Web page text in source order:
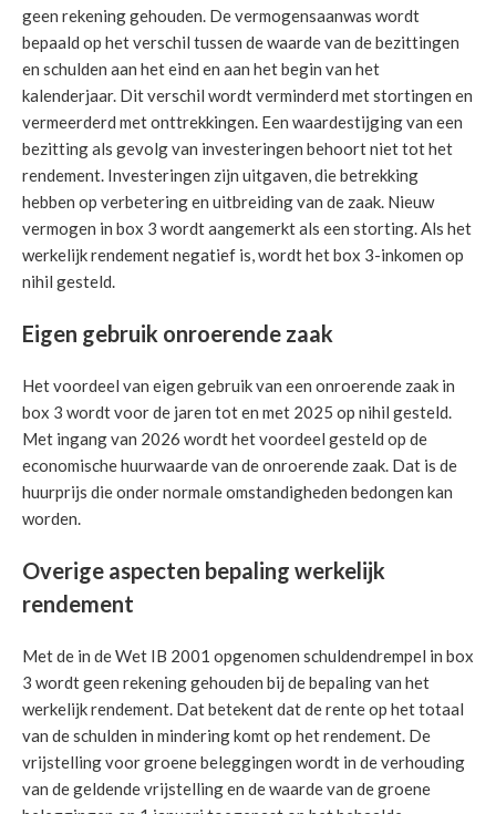
geen rekening gehouden. De vermogensaanwas wordt
bepaald op het verschil tussen de waarde van de bezittingen
en schulden aan het eind en aan het begin van het
kalenderjaar. Dit verschil wordt verminderd met stortingen en
vermeerderd met onttrekkingen. Een waardestijging van een
bezitting als gevolg van investeringen behoort niet tot het
rendement. Investeringen zijn uitgaven, die betrekking
hebben op verbetering en uitbreiding van de zaak. Nieuw
vermogen in box 3 wordt aangemerkt als een storting. Als het
werkelijk rendement negatief is, wordt het box 3-inkomen op
nihil gesteld.
Eigen gebruik onroerende zaak
Het voordeel van eigen gebruik van een onroerende zaak in
box 3 wordt voor de jaren tot en met 2025 op nihil gesteld.
Met ingang van 2026 wordt het voordeel gesteld op de
economische huurwaarde van de onroerende zaak. Dat is de
huurprijs die onder normale omstandigheden bedongen kan
worden.
Overige aspecten bepaling werkelijk
rendement
Met de in de Wet IB 2001 opgenomen schuldendrempel in box
3 wordt geen rekening gehouden bij de bepaling van het
werkelijk rendement. Dat betekent dat de rente op het totaal
van de schulden in mindering komt op het rendement. De
vrijstelling voor groene beleggingen wordt in de verhouding
van de geldende vrijstelling en de waarde van de groene